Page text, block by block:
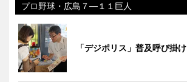
プロ野球・広島７―１１巨人
「デジポリス」普及呼び掛け